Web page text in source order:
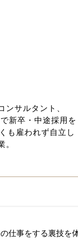
ンサルタント、
新卒・中途採用を
も雇われず自立し
。
仕事をする裏技を